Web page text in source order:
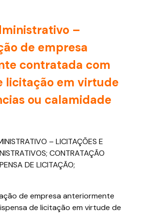
–
de empresa
contratada com
licitação em virtude
ou calamidade
– LICITAÇÕES E
CONTRATAÇÃO
DE LICITAÇÃO;
de empresa anteriormente
de licitação em virtude de